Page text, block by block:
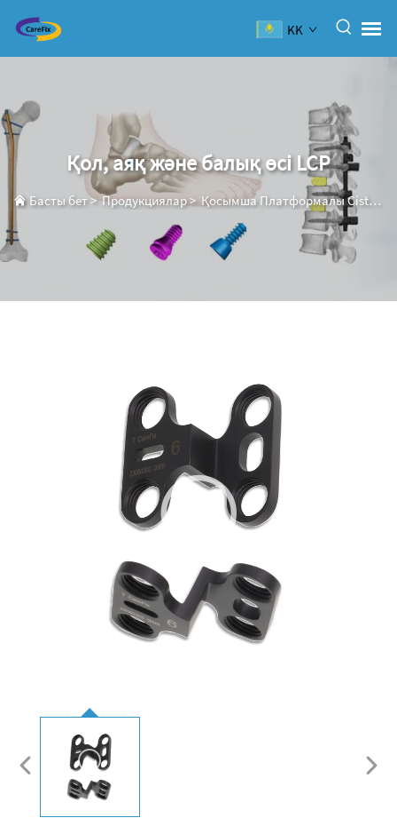
KK
Қол, аяқ және балық өсі LCP
Басты бет>Продукциялар> Қосымша Платформалы Сistemа